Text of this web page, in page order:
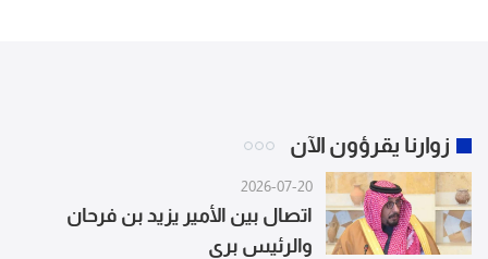
زوارنا يقرؤون الآن
2026-07-20
اتصال بين الأمير يزيد بن فرحان
والرئيس بري